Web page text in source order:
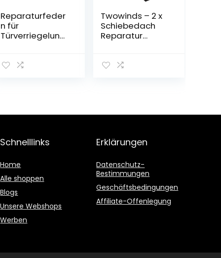
Reparaturfeder
n für
Türverriegelung
Reparaturfeder
Twowinds – 2 x
Schiebedach
Reparatur
Faltdach E46
Schnelllinks
Home
Alle shoppen
Blogs
Unsere Webshops
Werben
Erklärungen
Datenschutz-
Bestimmungen
Geschäftsbedingungen
Affiliate-Offenlegung